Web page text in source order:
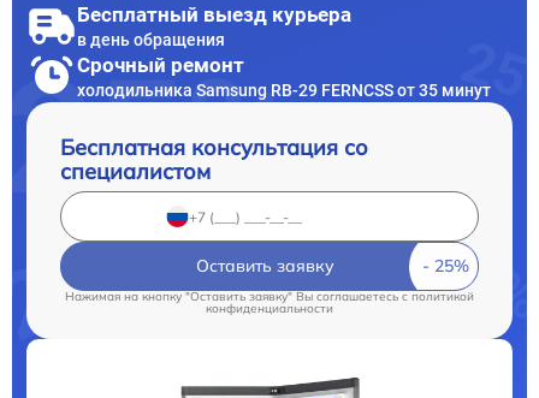
Бесплатный выезд курьера
в день обращения
Срочный ремонт
холодильника Samsung RB-29 FERNCSS от 35 минут
Бесплатная консультация со
специалистом
Оставить заявку
Нажимая на кнопку "Оставить заявку" Вы соглашаетесь c политикой
конфиденциальности